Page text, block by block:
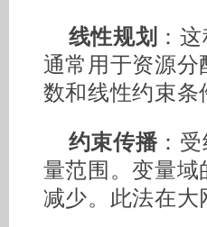
线性规划 ：
通常用于资源
数和线性约束
约束传播：
量范围。变量
减少。此法在